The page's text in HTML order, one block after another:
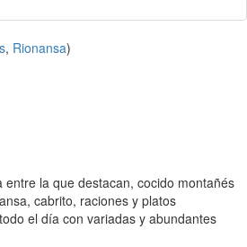
, Rionansa)
la que destacan, cocido montañés
cabrito, raciones y platos
el día con variadas y abundantes